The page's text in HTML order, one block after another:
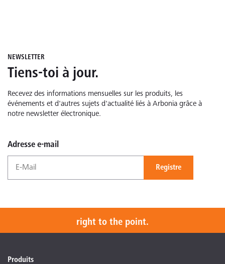
NEWSLETTER
Tiens-toi à jour.
Recevez des informations mensuelles sur les produits, les
événements et d'autres sujets d'actualité liés à Arbonia grâce à
notre newsletter électronique.
Adresse e-mail
Registre
right to the point.
Produits